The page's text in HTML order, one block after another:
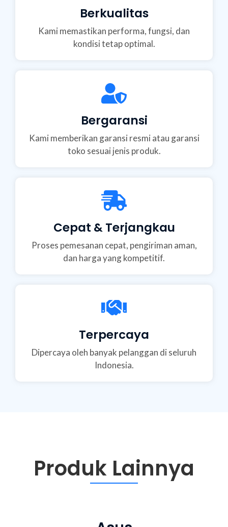
Berkualitas
Kami memastikan performa, fungsi, dan
kondisi tetap optimal.
Bergaransi
Kami memberikan garansi resmi atau garansi
toko sesuai jenis produk.
Cepat & Terjangkau
Proses pemesanan cepat, pengiriman aman,
dan harga yang kompetitif.
Terpercaya
Dipercaya oleh banyak pelanggan di seluruh
Indonesia.
Produk Lainnya